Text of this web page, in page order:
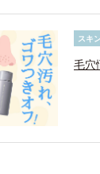
スキ
毛穴